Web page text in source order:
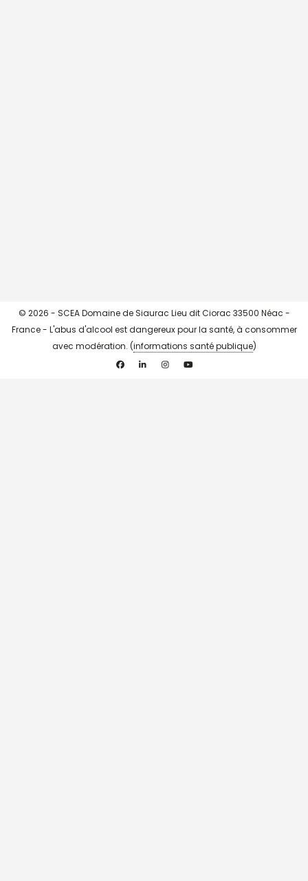
© 2026 - SCEA Domaine de Siaurac Lieu dit Ciorac 33500 Néac -
France - L'abus d'alcool est dangereux pour la santé, à consommer
avec modération. (informations santé publique)
FacebookLinkedin InstagramYouTube